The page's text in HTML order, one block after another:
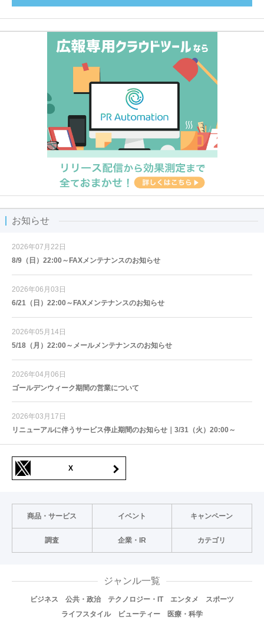
お知らせ
2026年07月22日
8/9（日）22:00～FAXメンテナンスのお知らせ
2026年06月03日
6/21（日）22:00～FAXメンテナンスのお知らせ
2026年05月14日
5/18（月）22:00～メールメンテナンスのお知らせ
2026年04月06日
ゴールデンウィーク期間の営業について
2026年03月17日
リニューアルに伴うサービス停止期間のお知らせ｜3/31（火）20:00～
X
商品・サービス イベント キャンペーン
調査 企業・IR カテゴリ
ジャンル一覧
ビジネス 公共・政治 テクノロジー・IT エンタメ
スポーツ
ライフスタイル
ビューティー 医療・科学